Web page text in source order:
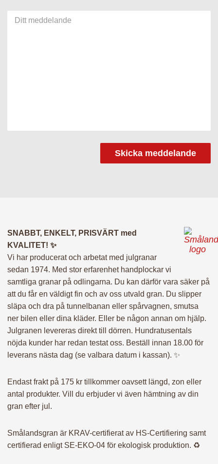
Om oss
november – 24 december. Se valbara leveransdatum för
just ditt postnummer i kassan. Beställer du innan 18.00 kan
du få leverans nästa dag, förutsatt att datumet är valbart.
ett mail om din leverans och samma kväll efter 20.00 får du
ett sms med en estimerad leveranstid. Under
webkarta där du i realtid kan följa granen hela vägen hem
till dörren. Du får också ett tredje sms när vi har cirka 30
minuter kvar till leverans.
SNABBT, ENKELT, PRISVÄRT med KVALITET!
Ändra leveransdatum
Ditt meddelande
SNABBT, ENKELT, PRISVÄRT med
KVALITET! ✨
Vi har producerat och arbetat med julgranar
sedan 1974. Med stor erfarenhet handplockar vi
samtliga granar på odlingarna. Du kan därför vara säker på
att du får en väldigt fin och av oss utvald gran. Du slipper
släpa och dra på tunnelbanan eller spårvagnen, smutsa
ner bilen eller dina kläder. Eller be någon annan om hjälp.
Julgranen levereras direkt till dörren. Hundratusentals
nöjda kunder har redan testat oss. Beställ innan 18.00 för
leverans nästa dag (se valbara datum i kassan). ✨
Endast frakt på 175 kr tillkommer oavsett längd, zon eller
antal produkter. Vill du erbjuder vi även hämtning av din
gran efter jul.
Smålandsgran är KRAV-certifierat av HS-Certifiering samt
certifierad enligt SE-EKO-04 för ekologisk produktion. ♻️